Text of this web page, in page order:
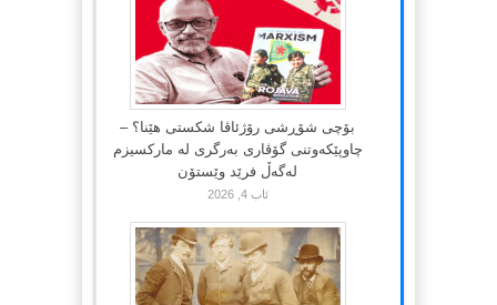
بۆچی شۆڕشی رۆژئاڤا شکستی هێنا؟ –
چاوپێکەوتنی گۆڤاری بەرگری لە مارکسیزم
لەگەڵ فرێد وێستۆن
ئاب 4, 2026